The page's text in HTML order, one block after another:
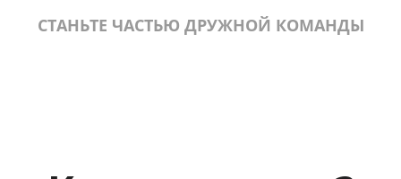
СТАНЬТЕ ЧАСТЬЮ ДРУЖНОЙ КОМАНДЫ